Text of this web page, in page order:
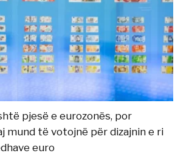
pjesë e eurozonës, por
mund të votojnë për dizajnin e ri
euro